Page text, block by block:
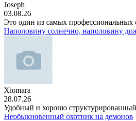
Joseph
03.08.26
Это один из самых профессиональных
Наполовину солнечно, наполовину
Xiomara
28.07.26
Удобный и хорошо
Необыкновенный охотник на демонов